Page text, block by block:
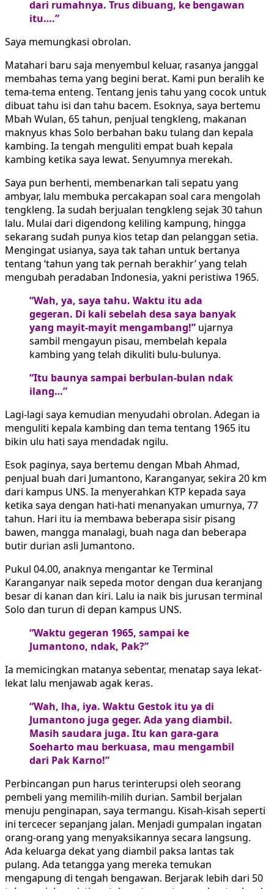
dari rumahnya. Trus dibuang, ke bengawan
itu….”
Saya memungkasi obrolan.
Matahari baru saja menyembul keluar, rasanya janggal
membahas tema yang begini berat. Kami pun beralih ke
tema-tema enteng. Tentang jenis tahu yang cocok untuk
dibuat tahu isi dan tahu bacem. Esoknya, saya bertemu
Mbah Wulan, 65 tahun, penjual tengkleng, makanan
maknyus khas Solo berbahan baku tulang dan kepala
kambing. Ia tengah menguliti empat buah kepala
kambing ketika saya lewat. Senyumnya merekah.
Saya pun berhenti, membenarkan tali sepatu yang
ambyar, lalu membuka percakapan soal cara mengolah
tengkleng. Ia sudah berjualan tengkleng sejak 30 tahun
lalu. Mulai dari digendong keliling kampung, hingga
sekarang sudah punya kios tetap dan pelanggan setia.
Mengingat usianya, saya tak tahan untuk bertanya
tentang ‘tahun yang tak pernah berakhir’ yang telah
mengubah peradaban Indonesia, yakni peristiwa 1965.
“Wah, ya, saya tahu. Waktu itu ada
gegeran. Di kali sebelah desa saya banyak
yang mayit-mayit mengambang!” ujarnya
sambil mengayun pisau, membelah kepala
kambing yang telah dikuliti bulu-bulunya.
“Itu baunya sampai berbulan-bulan ndak
ilang…”
Lagi-lagi saya kemudian menyudahi obrolan. Adegan ia
menguliti kepala kambing dan tema tentang 1965 itu
bikin ulu hati saya mendadak ngilu.
Esok paginya, saya bertemu dengan Mbah Ahmad,
penjual buah dari Jumantono, Karanganyar, sekira 20 km
dari kampus UNS. Ia menyerahkan KTP kepada saya
ketika saya dengan hati-hati menanyakan umurnya, 77
tahun. Hari itu ia membawa beberapa sisir pisang
bawen, mangga manalagi, buah naga dan beberapa
butir durian asli Jumantono.
Pukul 04.00, anaknya mengantar ke Terminal
Karanganyar naik sepeda motor dengan dua keranjang
besar di kanan dan kiri. Lalu ia naik bis jurusan terminal
Solo dan turun di depan kampus UNS.
“Waktu gegeran 1965, sampai ke
Jumantono, ndak, Pak?”
Ia memicingkan matanya sebentar, menatap saya lekat-
lekat lalu menjawab agak keras.
“Wah, lha, iya. Waktu Gestok itu ya di
Jumantono juga geger. Ada yang diambil.
Masih saudara juga. Itu kan gara-gara
Soeharto mau berkuasa, mau mengambil
dari Pak Karno!”
Perbincangan pun harus terinterupsi oleh seorang
pembeli yang memilih-milih durian. Sambil berjalan
menuju penginapan, saya termangu. Kisah-kisah seperti
ini tercecer sepanjang jalan. Menjadi gumpalan ingatan
orang-orang yang menyaksikannya secara langsung.
Ada keluarga dekat yang diambil paksa lantas tak
pulang. Ada tetangga yang mereka temukan
mengapung di tengah bengawan. Berjarak lebih dari 50